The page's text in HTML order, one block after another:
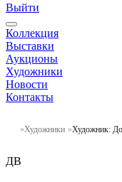
Выйти
Коллекция
Выставки
Аукционы
Художники
Новости
Контакты
Художники Художник:
ДВ